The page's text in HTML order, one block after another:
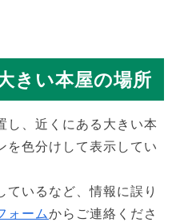
きい本屋の場所
し、近くにある大きい本
を色分けして表示してい
ているなど、情報に誤り
ォームからご連絡くださ